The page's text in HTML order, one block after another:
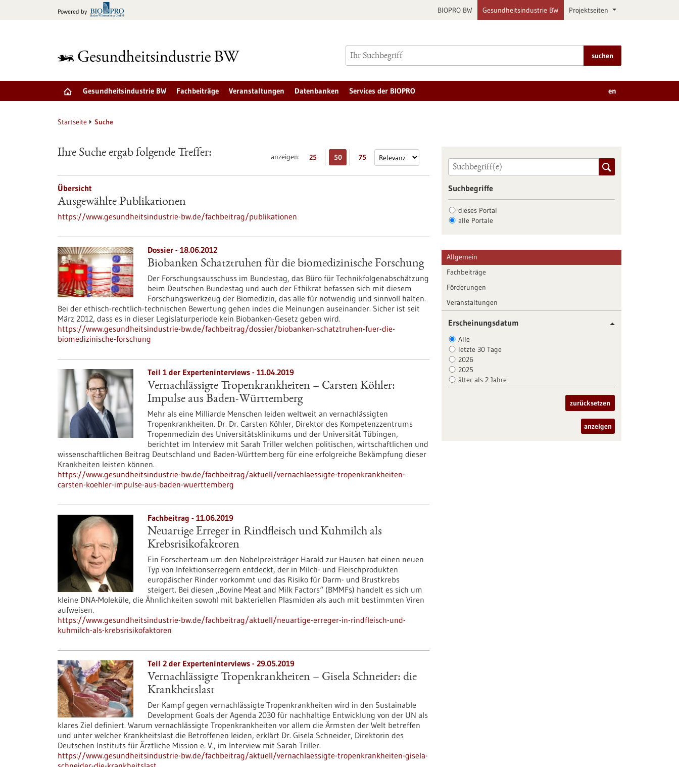
Powered by BIOPRO BW Gesundheitsindustrie BW Projektseiten
suchen
Gesundheitsindustrie BW Fachbeiträge Veranstaltungen Datenbanken Services der BIOPRO en
Startseite Suche
anzeigen: 25 50 75
Ihre Suche ergab folgende Treffer:
Übersicht
Ausgewählte Publikationen
https://www.gesundheitsindustrie-bw.de/fachbeitrag/publikationen
Dossier - 18.06.2012
Biobanken Schatztruhen für die biomedizinische Forschung
Der Forschungsausschuss im Bundestag, das Büro für Technikfolgenabschätzung
beim Deutschen Bundestag und auch der Ethikrat befassen sich mit diesem
Forschungswerkzeug der Biomedizin, das alle für notwendig und sinnvoll halten.
Bei der ethisch-rechtlich-technischen Bewertung gehen indes die Meinungen auseinander. Sicher ist seit
März 2012, dass es in dieser Legislaturperiode kein Biobanken-Gesetz geben wird.
https://www.gesundheitsindustrie-bw.de/fachbeitrag/dossier/biobanken-schatztruhen-fuer-die-
biomedizinische-forschung
Teil 1 der Experteninterviews - 11.04.2019
Vernachlässigte Tropenkrankheiten – Carsten Köhler:
Impulse aus Baden-Württemberg
Mehr als eine Milliarde Menschen leiden weltweit an vernachlässigten
Tropenkrankheiten. Dr. Dr. Carsten Köhler, Direktor des Kompetenzzentrums
Tropenmedizin des Universitätsklinikums und der Universität Tübingen,
berichtet im Interview mit Sarah Triller welchen politischen, wirtschaftlichen und
wissenschaftlichen Beitrag Deutschland und Baden-Württemberg für eine erfolgreiche Bekämpfung dieser
Krankheiten leisten können.
https://www.gesundheitsindustrie-bw.de/fachbeitrag/aktuell/vernachlaessigte-tropenkrankheiten-
carsten-koehler-impulse-aus-baden-wuerttemberg
Fachbeitrag - 11.06.2019
Neuartige Erreger in Rindfleisch und Kuhmilch als
Krebsrisikofaktoren
Ein Forscherteam um den Nobelpreisträger Harald zur Hausen hat einen neuen
Typ von Infektionserregern entdeckt, der in Milch- und Fleischprodukten
europäischer Rinder vorkommt und das Risiko für Darm- und Brustkrebs
steigert. Bei diesen „Bovine Meat and Milk Factors“ (BMMFs) handelt es sich um
kleine DNA-Moleküle, die Ähnlichkeiten sowohl mit bakteriellen Plasmiden als auch mit bestimmten Viren
aufweisen.
https://www.gesundheitsindustrie-bw.de/fachbeitrag/aktuell/neuartige-erreger-in-rindfleisch-und-
kuhmilch-als-krebsrisikofaktoren
Teil 2 der Experteninterviews - 29.05.2019
Vernachlässigte Tropenkrankheiten – Gisela Schneider: die
Krankheitslast
Der Kampf gegen vernachlässigte Tropenkrankheiten wird in den Sustainable
Development Goals der Agenda 2030 für nachhaltige Entwicklung von der UN als
klares Ziel definiert. Warum vernachlässigte Tropenkrankheiten vor allem die Ärmsten der Welt betreffen
und unter welcher Krankheitslast die Betroffenen leiden, erklärt Dr. Gisela Schneider, Direktorin des
Deutschen Instituts für Ärztliche Mission e. V., im Interview mit Sarah Triller.
https://www.gesundheitsindustrie-bw.de/fachbeitrag/aktuell/vernachlaessigte-tropenkrankheiten-gisela-
Suchbegriffe
dieses Portal
alle Portale
Allgemein
Fachbeiträge
Förderungen
Veranstaltungen
Erscheinungsdatum
Alle
letzte 30 Tage
2026
2025
älter als 2 Jahre
zurücksetzen
anzeigen